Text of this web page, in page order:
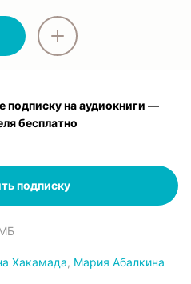
подписку на аудиокниги —
бесплатно
подписку
Хакамада, Мария Абалкина